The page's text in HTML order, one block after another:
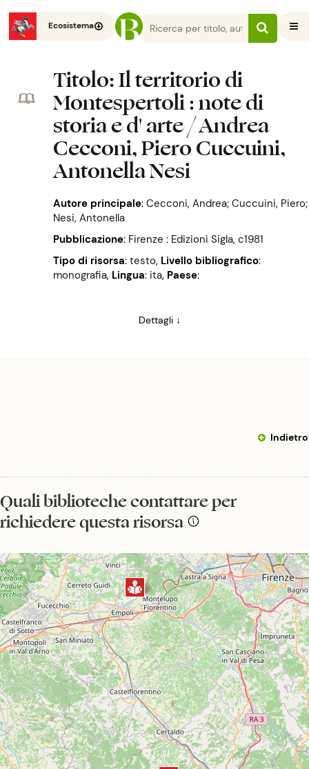
Ecosistema
Titolo: Il territorio di
Montespertoli : note di
storia e d' arte / Andrea
Cecconi, Piero Cuccuini,
Antonella Nesi
Autore principale:Cecconi, Andrea; Cuccuini, Piero;
Nesi, Antonella
Pubblicazione: Firenze : Edizioni Sigla, c1981
Tipo di risorsa: testo, Livello bibliografico:
monografia, Lingua: ita, Paese:
Dettagli ↓
Indietro
Quali biblioteche contattare per
richiedere questa risorsa